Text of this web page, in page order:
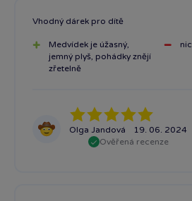
Olga Jandová
19. 06. 2024
Ověřená recenze
Vhodný dárek pro dítě
Medvídek je úžasný,
jemný plyš, pohádky znějí
zřetelně
nic